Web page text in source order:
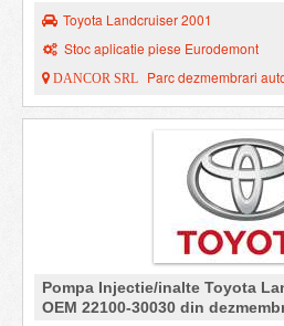
Toyota Landcruiser 2001
Stoc aplicatie piese Eurodemont
DANCOR SRL Parc dezmembrari
Pompa Injectie/inalte Toyota
OEM 22100-30030 din